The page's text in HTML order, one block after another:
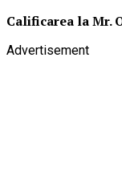
Calificarea la Mr.
Advertisement